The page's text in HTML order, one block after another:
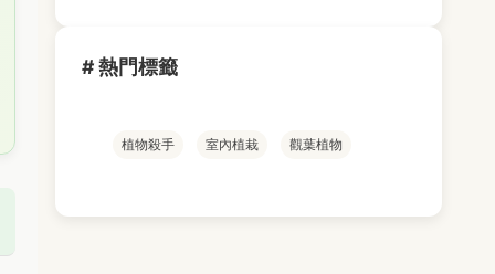
# 熱門標籤
植物殺手 室內植栽 觀葉植物